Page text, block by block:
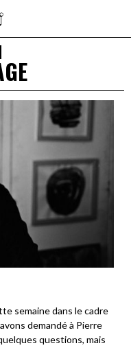
semaine dans le cadre
demandé à Pierre
questions, mais